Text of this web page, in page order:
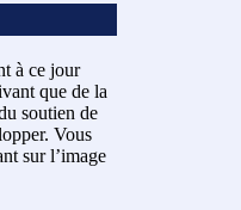
à ce jour
que de la
soutien de
Vous
sur l’image